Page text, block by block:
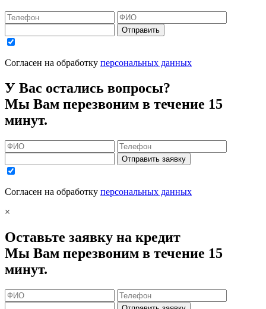
Отправить
Согласен на обработку персональных данных
У Вас остались вопросы?
Мы Вам перезвоним в течение 15
минут.
Отправить заявку
Согласен на обработку персональных данных
×
Оставьте заявку на кредит
Мы Вам перезвоним в течение 15
минут.